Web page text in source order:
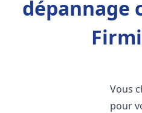
dépannage
Vous
pour